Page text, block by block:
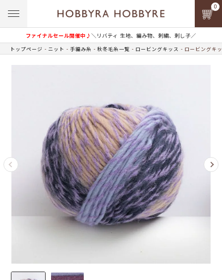
ファイナルセール開催中♪＼リバティ 生地、編み物、刺繍、刺し子／
0
トップページ ニット 手編み糸 秋冬毛糸一覧 ロービングキッス ロービングキ